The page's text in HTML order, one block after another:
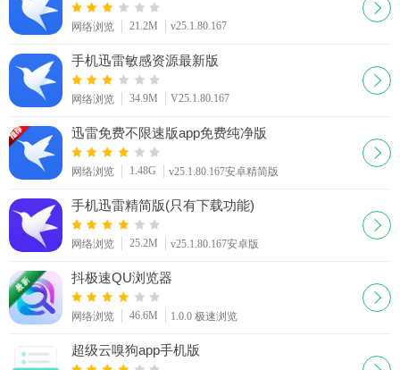
网络浏览 21.2M v25.1.80.167
手机迅雷敏感资源最新版
网络浏览 34.9M V25.1.80.167
迅雷免费不限速版app免费纯净版
网络浏览 1.48G v25.1.80.167安卓精简版
手机迅雷精简版(只有下载功能)
网络浏览 25.2M v25.1.80.167安卓版
抖极速QU浏览器
网络浏览 46.6M 1.0.0 极速浏览
超级云嗅狗app手机版